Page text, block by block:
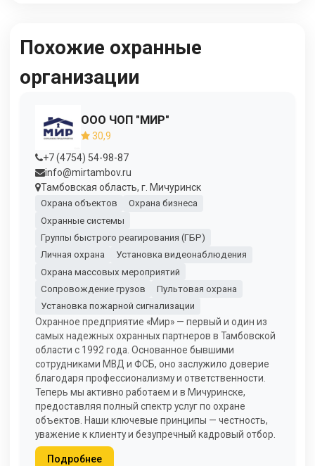
Похожие охранные
организации
ООО ЧОП "МИР"
30,9
+7 (4754) 54-98-87
info@mirtambov.ru
Тамбовская область, г. Мичуринск
Охрана объектов
Охрана бизнеса
Охранные системы
Группы быстрого реагирования (ГБР)
Личная охрана
Установка видеонаблюдения
Охрана массовых мероприятий
Сопровождение грузов
Пультовая охрана
Установка пожарной сигнализации
Охранное предприятие «Мир» — первый и один из
самых надежных охранных партнеров в Тамбовской
области с 1992 года. Основанное бывшими
сотрудниками МВД и ФСБ, оно заслужило доверие
благодаря профессионализму и ответственности.
Теперь мы активно работаем и в Мичуринске,
предоставляя полный спектр услуг по охране
объектов. Наши ключевые принципы — честность,
уважение к клиенту и безупречный кадровый отбор.
Подробнее